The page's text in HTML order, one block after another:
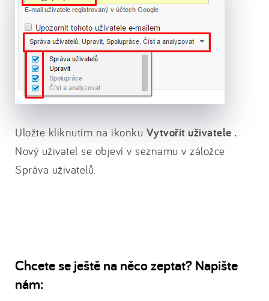
Uložte kliknutím na ikonku Vytvořit uživatele .
Nový uživatel se objeví v seznamu v záložce
Správa uživatelů.
Chcete se ještě na něco zeptat? Napište
nám: